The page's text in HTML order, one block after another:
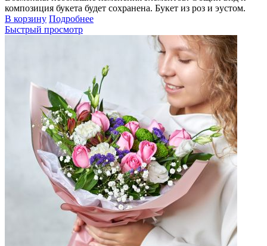
композиция букета будет сохранена. Букет из роз и эустом.
В корзину Подробнее
Быстрый просмотр